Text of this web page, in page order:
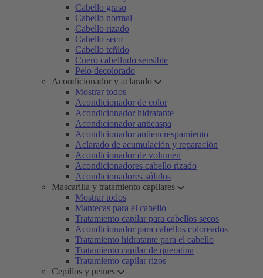
Cabello graso
Cabello normal
Cabello rizado
Cabello seco
Cabello teñido
Cuero cabelludo sensible
Pelo decolorado
Acondicionador y aclarado
Mostrar todos
Acondicionador de color
Acondicionador hidratante
Acondicionador anticaspa
Acondicionador antiencrespamiento
Aclarado de acumulación y reparación
Acondicionador de volumen
Acondicionadores cabello rizado
Acondicionadores sólidos
Mascarilla y tratamiento capilares
Mostrar todos
Mantecas para el cabello
Tratamiento capilar para cabellos secos
Acondicionador para cabellos coloreados
Tratamiento hidratante para el cabello
Tratamiento capilar de queratina
Tratamiento capilar rizos
Cepillos y peines